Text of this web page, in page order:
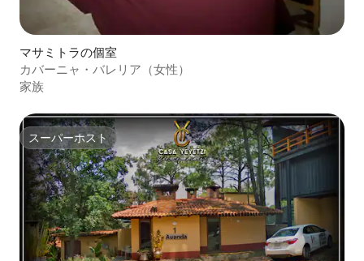
マサミトラの個室
カバーニャ・バレリア（女性）
家族
スーパーホスト
スーパーホスト